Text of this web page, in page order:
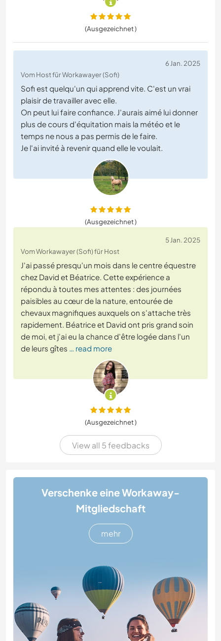
(Ausgezeichnet )
6 Jan. 2025
Vom Host für Workawayer (Sofi)
Sofi est quelqu'un qui apprend vite. C'est un vrai
plaisir de travailler avec elle.
On peut lui faire confiance. J'aurais aimé lui donner
plus de cours d'équitation mais la météo et le
temps ne nous a pas permis de le faire.
Je l'ai invité à revenir quand elle le voulait.
(Ausgezeichnet )
5 Jan. 2025
Vom Workawayer (Sofi) für Host
J'ai passé presqu'un mois dans le centre équestre
chez David et Béatrice. Cette expérience a
répondu à toutes mes attentes : des journées
paisibles au cœur de la nature, entourée de
chevaux magnifiques auxquels on s'attache très
rapidement. Béatrice et David ont pris grand soin
de moi, et j'ai eu la chance d'être logée dans l'un
de leurs gîtes … read more
(Ausgezeichnet )
View all 5 feedbacks
Verschenke eine Workaway-
Mitgliedschaft
mehr